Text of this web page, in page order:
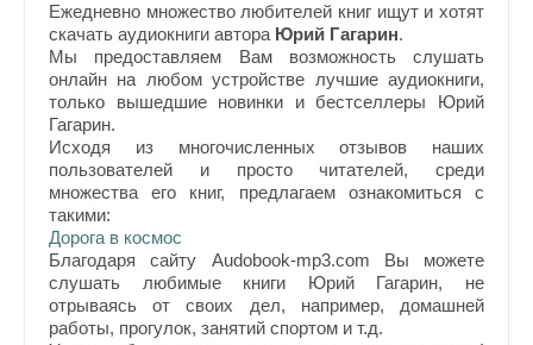
Ежедневно множество любителей книг ищут и хотят
скачать аудиокниги автора Юрий Гагарин.
Мы предоставляем Вам возможность слушать
онлайн на любом устройстве лучшие аудиокниги,
только вышедшие новинки и бестселлеры Юрий
Гагарин.
Исходя из многочисленных отзывов наших
пользователей и просто читателей, среди
множества его книг, предлагаем ознакомиться с
такими:
Дорога в космос
Благодаря сайту Audobook-mp3.com Вы можете
слушать любимые книги Юрий Гагарин, не
отрываясь от своих дел, например, домашней
работы, прогулок, занятий спортом и т.д.